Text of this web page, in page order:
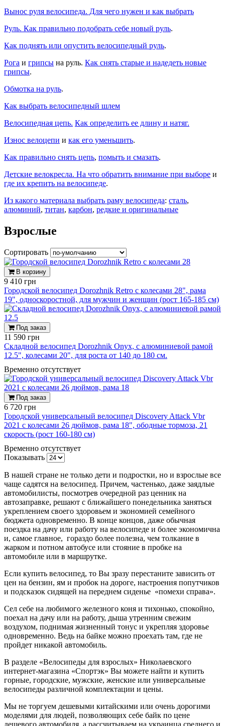
Вынос руля велосипеда. Для чего нужен и как выбрать
Руль. Как правильно подобрать себе новый руль.
Как поднять или опустить велосипедный руль.
Рога и грипсы на руль. Как снять старые и надедеть новые
грипсы.
Обмотка на руль.
Как выбрать велосипедный шлем
Велосипедная цепь. Как определить ее длину и натяг.
Износ велоцепи и как его уменьшить.
Как правильно снять цепь, помыть и смазать.
Детские велокресла. На что обратить внимание при выборе и
где их крепить на велосипеде.
Из какого материала выбрать раму велосипеда: сталь,
алюминий, титан, карбон, редкие и оригинальные
Взрослые
Сортировать
В корзину
9 410 грн
Городской велосипед Dorozhnik Retro с колесами 28", рама
19", односкоростной, для мужчин и женщин (рост 165-185 см)
Под заказ
11 590 грн
Складной велосипед Dorozhnik Onyx, с алюминиевой рамой
12.5", колесами 20", для роста от 140 до 180 см.
Временно отсутствует
Под заказ
6 720 грн
Городской универсальный велосипед Discovery Attack Vbr
2021 с колесами 26 дюймов, рама 18", ободные тормоза, 21
скорость (рост 160-180 см)
Временно отсутствует
Показывать
В нашей стране не только дети и подростки, но и взрослые все
чаще садятся на велосипед. Причем, частенько, даже заядлые
автомобилисты, посмотрев очередной раз ценник на
автозаправке, решают с ближайшего понедельника заняться
укреплением своего здоровьем и экономией семейного
бюджета одновременно. В конце концов, даже обычная
поездка на дачу или работу на велосипеде и более экономична
и, самое главное, гораздо более полезна, чем толкание в
жарком и потном автобусе или стояние в пробке на
автомобиле или в маршрутке.
Если купить велосипед, то Вы зразу перестаните зависить от
цен на бензин, ям и пробок на дороге, настроения попутчиков
и подсказок сидящей на переднем сиденье «помехи справа».
Сел себе на любимого железного коня и тихонько, спокойно,
поехал на дачу или на работу, дыша утренним свежим
воздухом, поднимая жизненный тонус и укрепляя здоровье
одновременно. Ведь на байке можно проехать там, где не
пройдет никакой автомобиль.
В разделе «Велосипеды для взрослых» Николаевского
интернет-магазина «Спортэк» Вы можете найти и купить
горные, городские, мужские, женские или универсальные
велосипеды различной комплектации и цены.
Мы не торгуем дешевыми китайскими или очень дорогими
моделями для людей, позволяющих себе байк по цене
дешевого автомобиля, а рассчитываем на украинца среднего и